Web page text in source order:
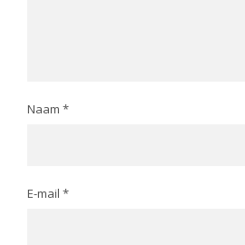
Naam *
E-mail *